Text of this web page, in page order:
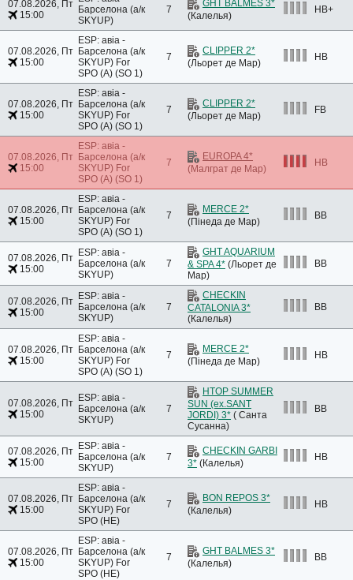
07.08.2026, Пт
15:00
Барселона (а/к
SKYUP)
7
GHT BALMES 3*
(Калелья)
HB+
07.08.2026, Пт
15:00
ESP: авіа -
Барселона (а/к
SKYUP) For
SPO (A) (SO 1)
7
CLIPPER 2*
(Льорет де Мар)
HB
07.08.2026, Пт
15:00
ESP: авіа -
Барселона (а/к
SKYUP) For
SPO (A) (SO 1)
7
CLIPPER 2*
(Льорет де Мар)
FB
07.08.2026, Пт
15:00
ESP: авіа -
Барселона (а/к
SKYUP) For
SPO (A) (SO 1)
7
EUROPA 4*
(Малграт де Мар)
HB
07.08.2026, Пт
15:00
ESP: авіа -
Барселона (а/к
SKYUP) For
SPO (A) (SO 1)
7
MERCE 2*
(Пінеда де Мар)
BB
07.08.2026, Пт
15:00
ESP: авіа -
Барселона (а/к
SKYUP)
7
GHT AQUARIUM
& SPA 4* (Льорет де
Мар)
BB
07.08.2026, Пт
15:00
ESP: авіа -
Барселона (а/к
SKYUP)
7
CHECKIN
CATALONIA 3*
(Калелья)
BB
07.08.2026, Пт
15:00
ESP: авіа -
Барселона (а/к
SKYUP) For
SPO (A) (SO 1)
7
MERCE 2*
(Пінеда де Мар)
HB
07.08.2026, Пт
15:00
ESP: авіа -
Барселона (а/к
SKYUP)
7
HTOP SUMMER
SUN (ex.SANT
JORDI) 3* ( Санта
Сусанна)
BB
07.08.2026, Пт
15:00
ESP: авіа -
Барселона (а/к
SKYUP)
7
CHECKIN GARBI
3* (Калелья)
HB
07.08.2026, Пт
15:00
ESP: авіа -
Барселона (а/к
SKYUP) For
SPO (HE)
7
BON REPOS 3*
(Калелья)
HB
07.08.2026, Пт
15:00
ESP: авіа -
Барселона (а/к
SKYUP) For
SPO (HE)
7
GHT BALMES 3*
(Калелья)
BB